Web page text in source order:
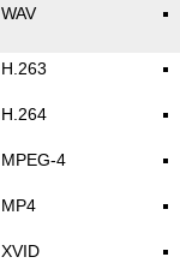
WAV
H.263
H.264
MPEG-4
MP4
XVID